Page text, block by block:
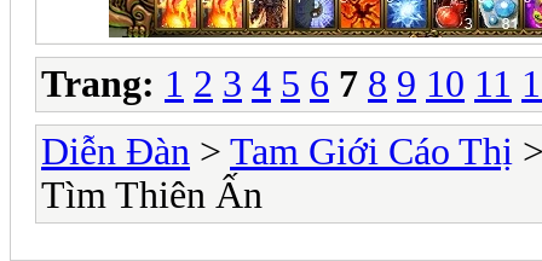
Trang: 1 2 3 4 5 6 7 8 9 10 11
Diễn Đàn > Tam Giới Cáo Thị
Tìm Thiên Ấn